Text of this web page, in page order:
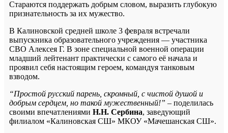
Стараются поддержать добрым словом, выразить глубокую
признательность за их мужество.
В Калиновской средней школе 3 февраля встречали
выпускника образовательного учреждения — участника
СВО Алексея Г. В зоне специальной военной операции
младший лейтенант практически с самого её начала и
проявил себя настоящим героем, командуя танковым
взводом.
“Простой русский парень, скромный, с чистой душой и
добрым сердцем, но такой мужественный!” – поделилась
своими впечатлениями Н.Н. Сербина, заведующий
филиалом «Калиновская СШ» МКОУ «Мачешанская СШ».